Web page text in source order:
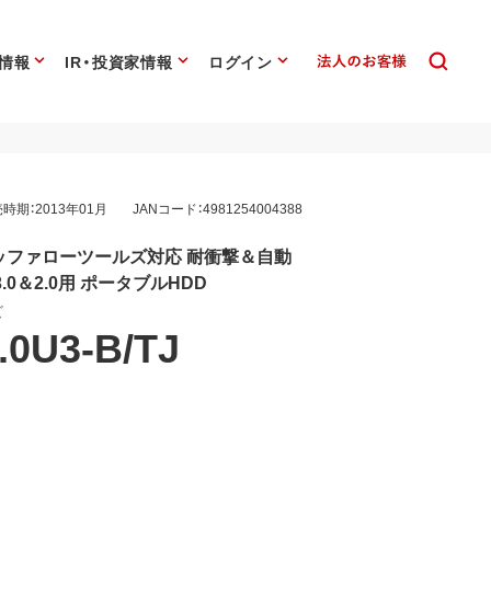
報 IR・投資家情報 ログイン
期：2013年01月 JANコード：4981254004388
ファローツールズ対応 耐衝撃＆自動
＆2.0用 ポータブルHDD
B/TJ